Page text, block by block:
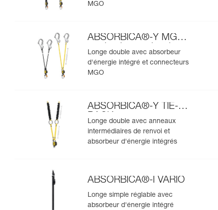
MGO
ABSORBICA®-Y MGO
version internationale
Longe double avec absorbeur
d'énergie intégré et connecteurs
MGO
ABSORBICA®-Y TIE-
BACK
Longe double avec anneaux
intermédiaires de renvoi et
absorbeur d'énergie intégrés
ABSORBICA®-I VARIO
Longe simple réglable avec
absorbeur d'énergie intégré